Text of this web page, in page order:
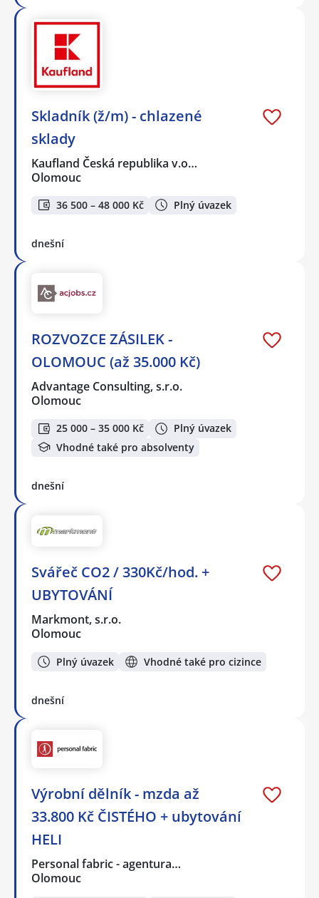
Skladník (ž/m) - chlazené
sklady
Kaufland Česká republika v.o…
Olomouc
36 500 – 48 000 Kč Plný úvazek
dnešní
ROZVOZCE ZÁSILEK -
OLOMOUC (až 35.000 Kč)
Advantage Consulting, s.r.o.
Olomouc
25 000 – 35 000 Kč
Plný úvazek
Vhodné také pro absolventy
dnešní
Svářeč CO2 / 330Kč/hod. +
UBYTOVÁNÍ
Markmont, s.r.o.
Olomouc
Plný úvazek Vhodné také pro cizince
dnešní
Výrobní dělník - mzda až
33.800 Kč ČISTÉHO + ubytování
HELI
Personal fabric - agentura…
Olomouc